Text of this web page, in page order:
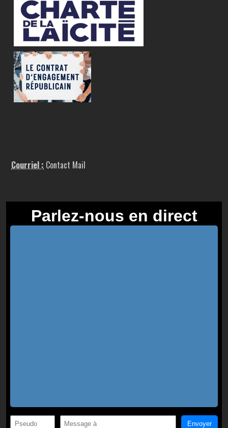
Courriel : Contact Mail